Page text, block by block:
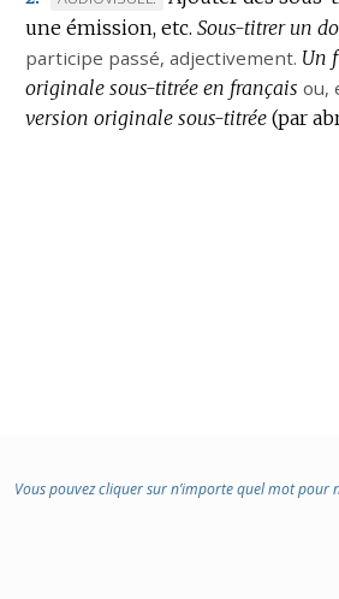
DE
DOMAINE
:
une émission, etc. Sous-titrer un
participe passé, adjectivement. Un
originale sous-titrée en français ou,
version originale sous-titrée(par
Vous pouvez cliquer sur n’importe quel mot pour